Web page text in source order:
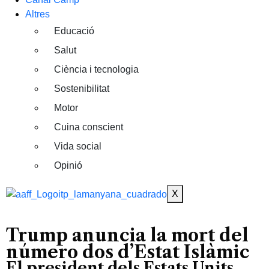
Altres
Educació
Salut
Ciència i tecnologia
Sostenibilitat
Motor
Cuina conscient
Vida social
Opinió
X
Trump anuncia la mort del
número dos d’Estat Islàmic